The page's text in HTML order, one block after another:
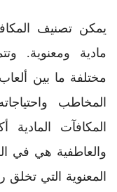
يمكن تصنيف
مادية ومعنوية.
مختلفة ما بين
المخاطب
المكافآت المادية
والعاطفية هي في
المعنوية التي تخلق